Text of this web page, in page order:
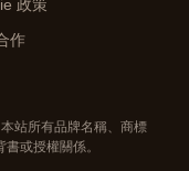
政策
作
站所有品牌名稱、商標
或授權關係。